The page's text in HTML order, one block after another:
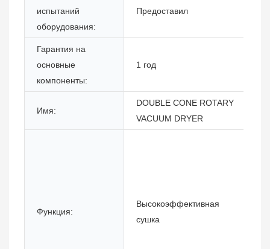
испытаний
оборудования:
Предоставил
Гарантия на
основные
компоненты:
1 год
Имя:
DOUBLE CONE ROTARY
VACUUM DRYER
Функция:
Высокоэффективная
сушка